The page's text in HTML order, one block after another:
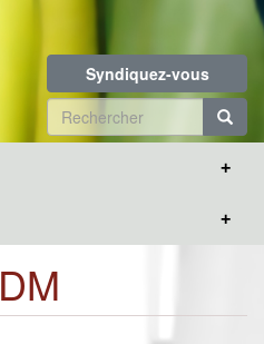
Syndiquez-vous
Formulaire
de